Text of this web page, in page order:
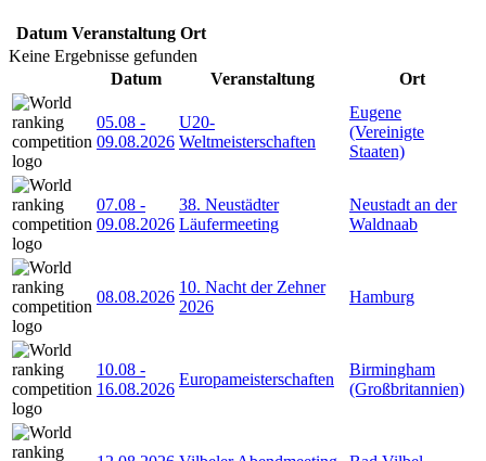
Datum Veranstaltung Ort
Keine Ergebnisse gefunden
Datum
Veranstaltung Ort
05.08 -
09.08.2026
U20-
Weltmeisterschaften
Eugene
(Vereinigte
Staaten)
07.08 -
09.08.2026
38. Neustädter
Läufermeeting
Neustadt an der
Waldnaab
08.08.2026
10. Nacht der Zehner
2026
Hamburg
10.08 -
16.08.2026
Europameisterschaften
Birmingham
(Großbritannien)